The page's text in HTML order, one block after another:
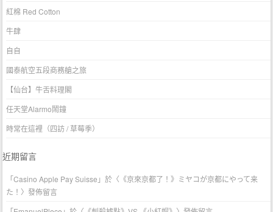
紅棉 Red Cotton
牛肆
自自
國泰航空五段商務艙之旅
【仙台】牛舌料理閣
任天堂Alarmo鬧鐘
時常在這裡（四訪 / 草莓季）
近期留言
「Casino Apple Pay Suisse 」於〈 《京來京都了！》ミヤコが京都にやって来
た！ 〉發佈留言